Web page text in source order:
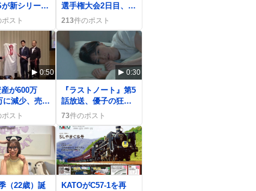
新シリーズ
ーモードを
ァンが「や
れ」興奮
スト
選手権大会2日目、東
筑vs神村学園・聖隷
クリストファーvs佐
213件のポスト
0:50
が600万
減少、売却
い戻し議論
拡散
スト
0:30
『ラストノート』第5
話放送、優子の狂気
と花の香りが話題
に、視聴者が「地獄
の三者面談」で沸く
73件のポスト
（22歳）誕
KATOがC57-1を再